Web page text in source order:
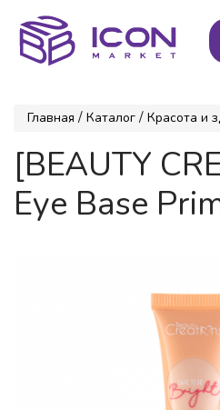
Главная / Каталог / Красота и
[BEAUTY
Eye Base